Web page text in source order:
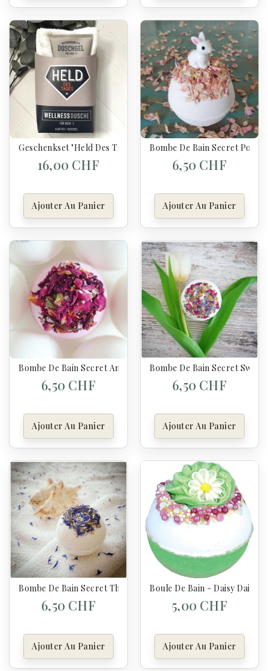
Geschenkset "Held Des Tages"
16,00 CHF
Ajouter Au Panier
Bombe De Bain Secret Pour
6,50 CHF
Ajouter Au Panier
Bombe De Bain Secret Anti-Anxiété 120 G
6,50 CHF
Ajouter Au Panier
Bombe De Bain Secret Sweet
6,50 CHF
Ajouter Au Panier
Bombe De Bain Secret Three Butters (sans Huile Essentielle)
6,50 CHF
Ajouter Au Panier
Boule De Bain - Daisy Daisy
5,00 CHF
Ajouter Au Panier